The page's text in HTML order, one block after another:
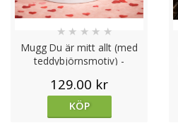
Mugg Du är mitt allt (med
teddybjörnsmotiv) -
★ ★ ★ ★ ★
129.00 kr
KÖP